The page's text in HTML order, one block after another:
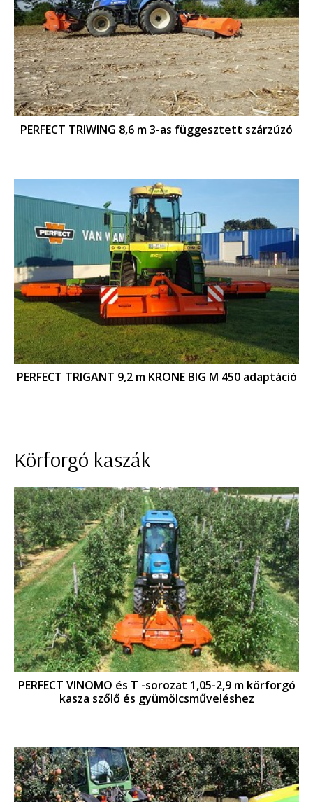
PERFECT TRIWING 8,6 m 3-as függesztett szárzúzó
PERFECT TRIGANT 9,2 m KRONE BIG M 450 adaptáció
Körforgó kaszák
PERFECT VINOMO és T -sorozat 1,05-2,9 m körforgó
kasza szőlő és gyümölcsműveléshez